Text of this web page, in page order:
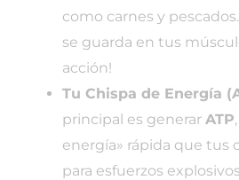
como carnes y
se guarda en tus
acción!
Tu Chispa de Energía
principal es generar ATP
energía» rápida que tus
para esfuerzos